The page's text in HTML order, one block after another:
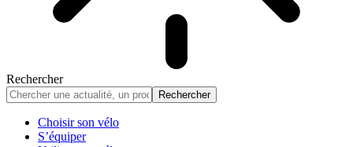
Rechercher
Choisir son vélo
S’équiper